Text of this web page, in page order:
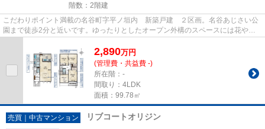
階数：2階建
こだわりポイント満載の名谷町字平ノ垣内 新築戸建 ２区画。名谷あじさい公
園まで徒歩2分と近いです。ゆったりとしたオープン外構のスペースには花や緑
2,890万円
(管理費・共益費 -)
所在階：-
間取り：4LDK
面積：99.78㎡
売買｜中古マンション リブコートオリジン